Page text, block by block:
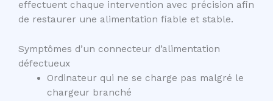
effectuent chaque intervention avec précision afin
de restaurer une alimentation fiable et stable.
Symptômes d’un connecteur d’alimentation
défectueux
Ordinateur qui ne se charge pas malgré le
chargeur branché